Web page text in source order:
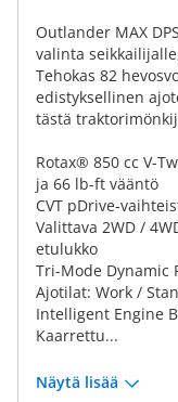
Outlander MAX
valinta
Tehokas 82
edistyksellinen
tästä
Rotax® 850 cc V-
ja 66 lb-ft vääntö
CVT pDrive-
Valittava 2WD /
etulukko
Tri-Mode Dynamic
Ajotilat: Work /
Intelligent Engine
Kaarrettu...
Näytä lisää